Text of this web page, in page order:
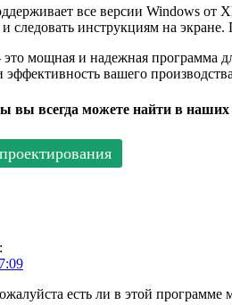
все версии Windows от
следовать инструкциям на
мощная и надежная программа
эффективность вашего
вы всегда можете найти в наших
:
есть ли в этой